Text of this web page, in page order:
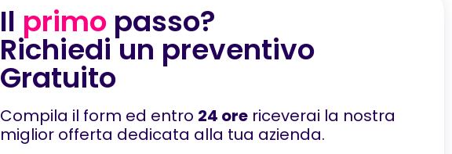
Il primo passo?
Richiedi un preventivo
Gratuito
Compila il form ed entro 24 orericeverai la nostra
miglior offerta dedicata alla tua azienda.